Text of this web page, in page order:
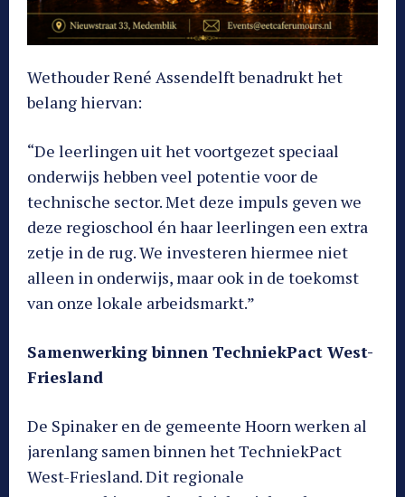
Wethouder René Assendelft benadrukt het
belang hiervan:
“De leerlingen uit het voortgezet speciaal
onderwijs hebben veel potentie voor de
technische sector. Met deze impuls geven we
deze regioschool én haar leerlingen een extra
zetje in de rug. We investeren hiermee niet
alleen in onderwijs, maar ook in de toekomst
van onze lokale arbeidsmarkt.”
Samenwerking binnen TechniekPact West-
Friesland
De Spinaker en de gemeente Hoorn werken al
jarenlang samen binnen het TechniekPact
West-Friesland. Dit regionale